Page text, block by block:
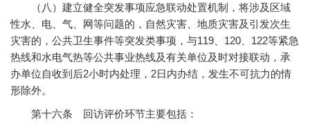
（八）建立健全突发事项应急联动处置机制，将涉及区域
性水、电、气、网等问题的，自然灾害、地质灾害及引发次生
灾害的，公共卫生事件等突发类事项，与119、120、122等紧急
热线和水电气热等公共事业热线及有关单位及时对接联动，承
办单位自收到后2小时内处理，2日内办结，发生不可抗力的情
形除外。
第十六条 回访评价环节主要包括：